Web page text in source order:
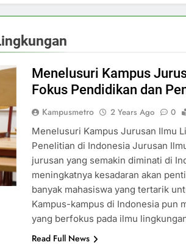
Menelusuri Kampus
Fokus Pendidikan dan
Kampusmetro 2 Years Ago 0
Menelusuri Kampus Jurusan Ilmu
Penelitian di Indonesia Jurusan
jurusan yang semakin diminati di
meningkatnya kesadaran akan
banyak mahasiswa yang tertarik
Kampus-kampus di Indonesia pun
yang berfokus pada ilmu
Read Full News